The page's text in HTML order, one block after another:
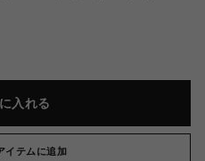
入れる
イテムに追加